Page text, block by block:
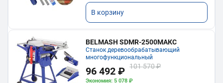
В корзину
BELMASH SDMR-2500МАКС
Станок деревообрабатывающий
многофункциональный
96 492 ₽ 101 570 ₽
Экономия: 5 078 ₽